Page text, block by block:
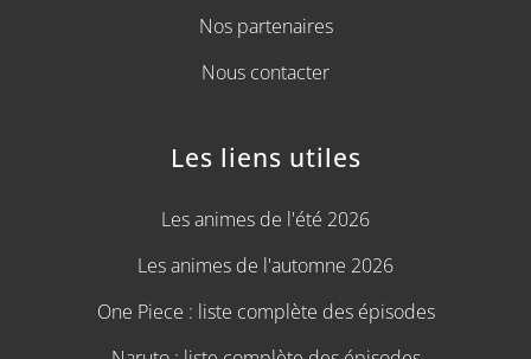
Nos partenaires
Nous contacter
Les liens utiles
Les animes de l'été 2026
Les animes de l'automne 2026
One Piece : liste complète des épisodes